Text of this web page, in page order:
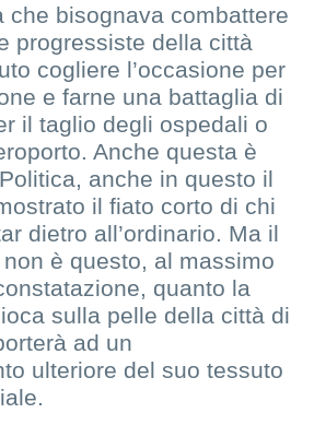
che bisognava combattere
progressiste della città
cogliere l’occasione per
e farne una battaglia di
il taglio degli ospedali o
Anche questa è
anche in questo il
il fiato corto di chi
dietro all’ordinario. Ma il
è questo, al massimo
quanto la
sulla pelle della città di
ad un
ulteriore del suo tessuto